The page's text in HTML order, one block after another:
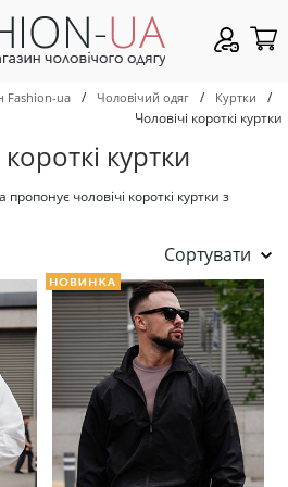
Fashion-ua / Чоловічий одяг / Куртки
/
Чоловічі короткі куртки
куртки
чоловічі короткі куртки з
Сортувати